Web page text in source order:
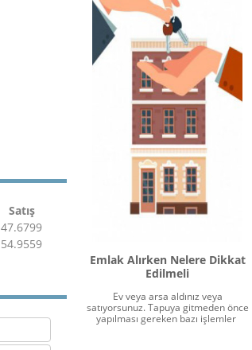
Satış
47.6799
54.9559
Emlak Alırken Nelere Dikkat
Edilmeli
Ev veya arsa aldınız veya
satıyorsunuz. Tapuya gitmeden önce
yapılması gereken bazı işlemler